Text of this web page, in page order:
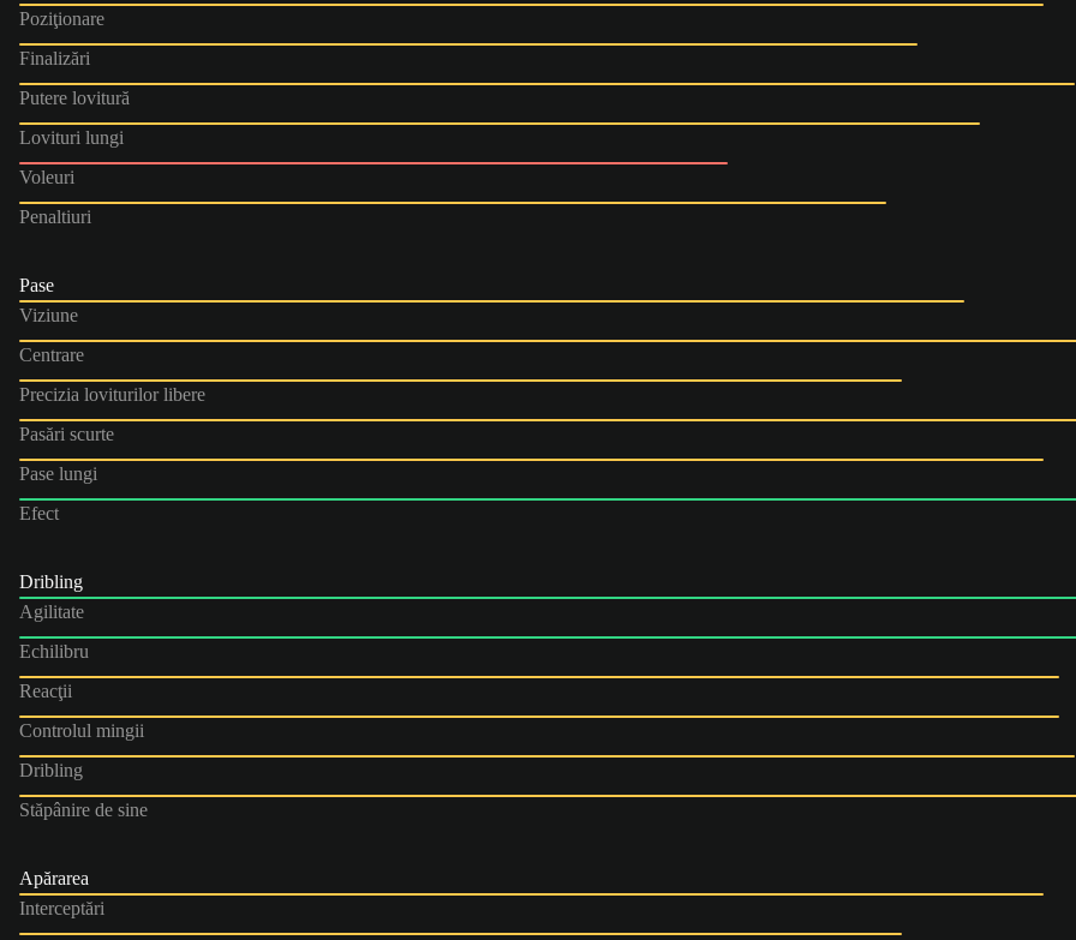
Poziţionare
Finalizări
Putere lovitură
Lovituri lungi
Voleuri
Penaltiuri
Pase
Viziune
Centrare
Precizia loviturilor libere
Pasări scurte
Pase lungi
Efect
Dribling
Agilitate
Echilibru
Reacţii
Controlul mingii
Dribling
Stăpânire de sine
Apărarea
Interceptări